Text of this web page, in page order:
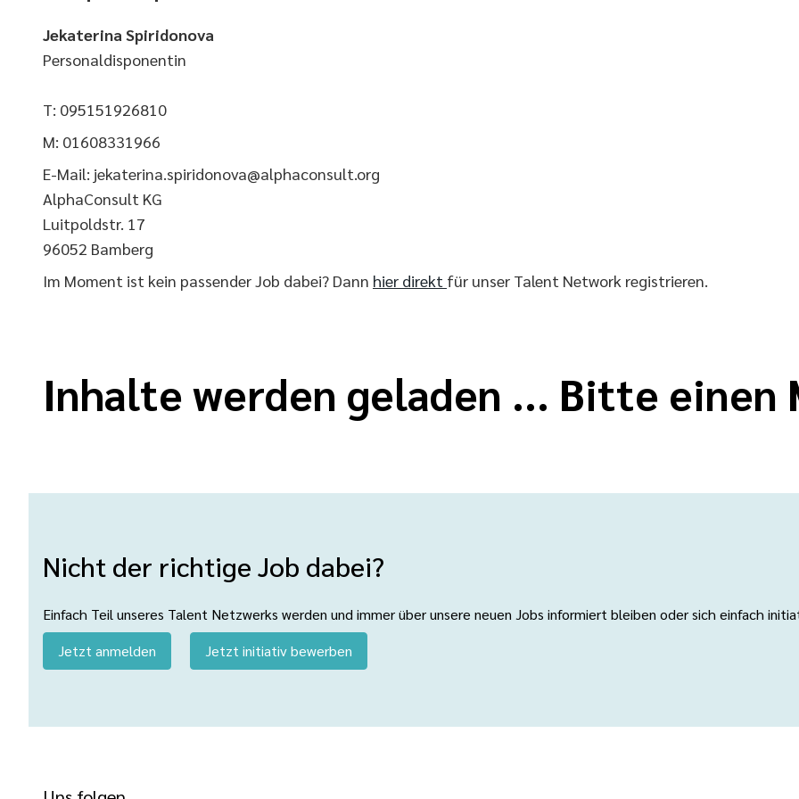
Jekaterina Spiridonova
Personaldisponentin
T: 095151926810
M: 01608331966
E-Mail: jekaterina.spiridonova@alphaconsult.org
AlphaConsult KG
Luitpoldstr. 17
96052 Bamberg
Im Moment ist kein passender Job dabei? Dann hier direkt für unser Talent Network registrieren.
Inhalte werden geladen ... Bitte einen
Nicht der richtige Job dabei?
Einfach Teil unseres Talent Netzwerks werden und immer über unsere neuen Jobs informiert bleiben oder sich einfach
Jetzt anmelden
Jetzt initiativ bewerben